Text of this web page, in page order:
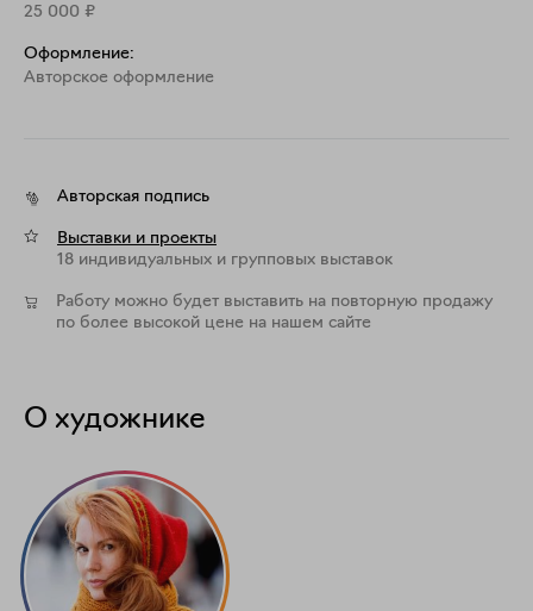
25 000 ₽
Оформление:
Aвторское оформление
Авторская подпись
Выставки и проекты
18 индивидуальных и групповых выставок
Работу можно будет выставить на повторную продажу
по более высокой цене на нашем сайте
О художнике